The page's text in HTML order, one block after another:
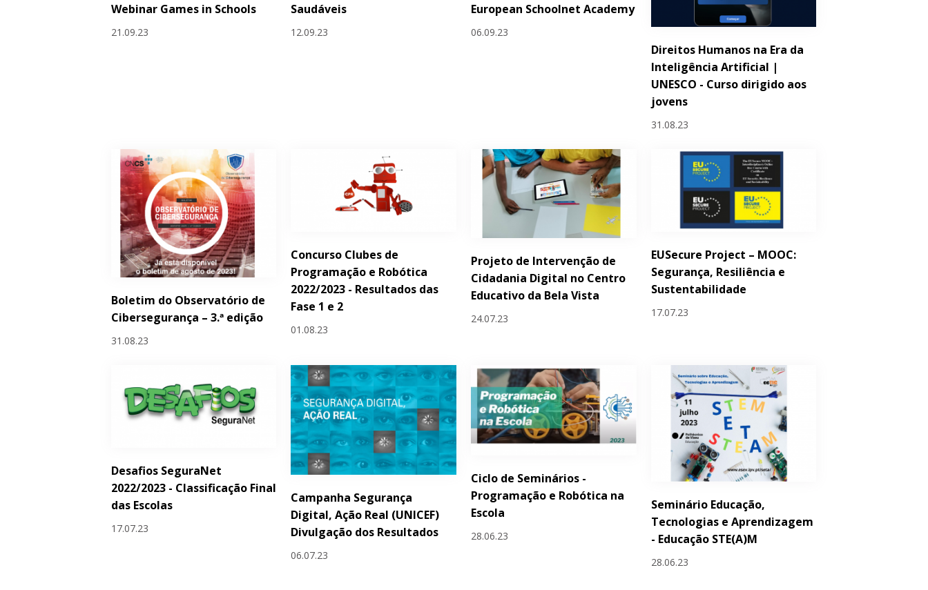
Webinar Games in Schools
21.09.23
Saudáveis
12.09.23
European Schoolnet Academy
06.09.23
Direitos Humanos na Era da
Inteligência Artificial |
UNESCO - Curso dirigido aos
jovens
31.08.23
Boletim do Observatório de
Cibersegurança – 3.ª edição
31.08.23
Concurso Clubes de
Programação e Robótica
2022/2023 - Resultados das
Fase 1 e 2
01.08.23
Projeto de Intervenção de
Cidadania Digital no Centro
Educativo da Bela Vista
24.07.23
EUSecure Project – MOOC:
Segurança, Resiliência e
Sustentabilidade
17.07.23
Desafios SeguraNet
2022/2023 - Classificação Final
das Escolas
17.07.23
Campanha Segurança
Digital, Ação Real (UNICEF)
Divulgação dos Resultados
06.07.23
Ciclo de Seminários -
Programação e Robótica na
Escola
28.06.23
Seminário Educação,
Tecnologias e Aprendizagem
- Educação STE(A)M
28.06.23